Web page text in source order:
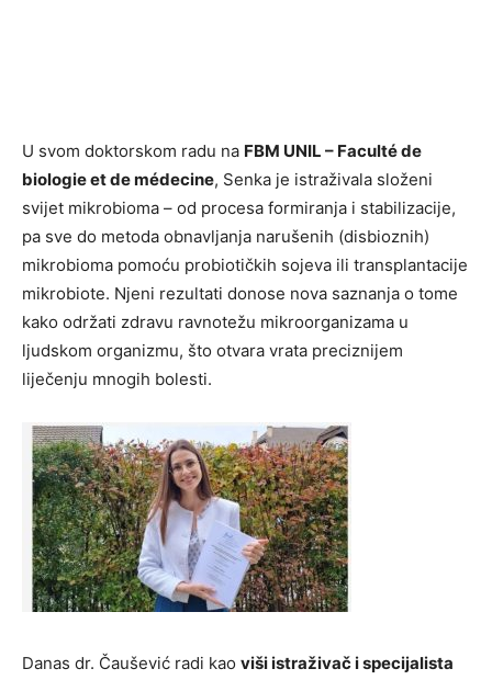
U svom doktorskom radu na FBM UNIL – Faculté de
biologie et de médecine, Senka je istraživala složeni
svijet mikrobioma – od procesa formiranja i stabilizacije,
pa sve do metoda obnavljanja narušenih (disbioznih)
mikrobioma pomoću probiotičkih sojeva ili transplantacije
mikrobiote. Njeni rezultati donose nova saznanja o tome
kako održati zdravu ravnotežu mikroorganizama u
ljudskom organizmu, što otvara vrata preciznijem
liječenju mnogih bolesti.
Danas dr. Čaušević radi kao viši istraživač i specijalista